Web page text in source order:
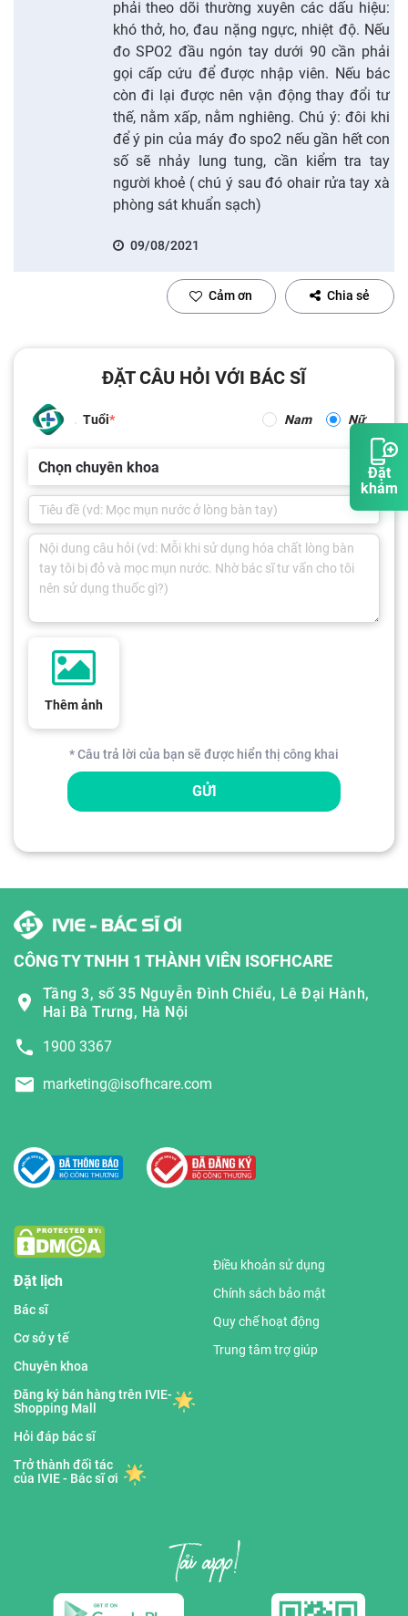
Đặt
khám
phải theo dõi thường xuyên các dấu hiệu:
khó thở, ho, đau nặng ngực, nhiệt độ. Nếu
đo SPO2 đầu ngón tay dưới 90 cần phải
gọi cấp cứu để được nhập viên. Nếu bác
còn đi lại được nên vận động thay đổi tư
thế, nằm xấp, nằm nghiêng. Chú ý: đôi khi
để ý pin của máy đo spo2 nếu gần hết con
số sẽ nhảy lung tung, cần kiểm tra tay
người khoẻ ( chú ý sau đó ohair rửa tay xà
phòng sát khuẩn sạch)
09/08/2021
Cảm ơn Chia sẻ
ĐẶT CÂU HỎI VỚI BÁC SĨ
Tuổi Nam Nữ
Chọn chuyên khoa
Thêm ảnh
* Câu trả lời của bạn sẽ được hiển thị công khai
GỬI
CÔNG TY TNHH 1 THÀNH VIÊN ISOFHCARE
Tầng 3, số 35 Nguyễn Đình Chiểu, Lê Đại Hành,
Hai Bà Trưng, Hà Nội
1900 3367
marketing@isofhcare.com
Đặt lịch
Bác sĩ
Cơ sở y tế
Chuyên khoa
Đăng ký bán hàng trên IVIE-
Shopping Mall
Hỏi đáp bác sĩ
Trở thành đối tác
của IVIE - Bác sĩ ơi
Điều khoản sử dụng
Chính sách bảo mật
Quy chế hoạt động
Trung tâm trợ giúp